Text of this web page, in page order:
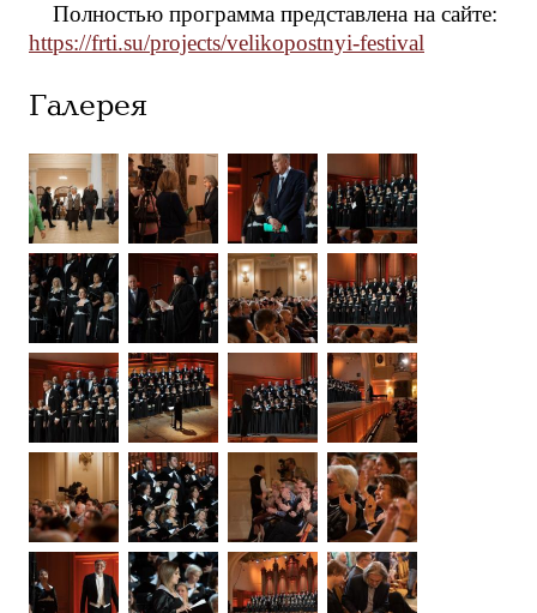
Полностью программа представлена на сайте:
https://frti.su/projects/velikopostnyi-festival
Галерея